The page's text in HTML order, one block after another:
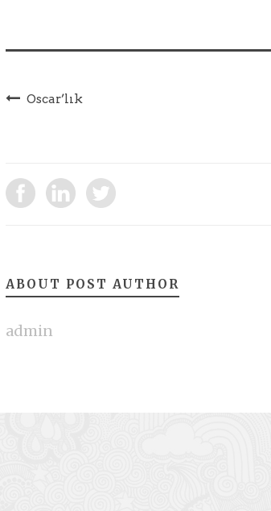
Oscar’lık
ABOUT POST AUTHOR
admin